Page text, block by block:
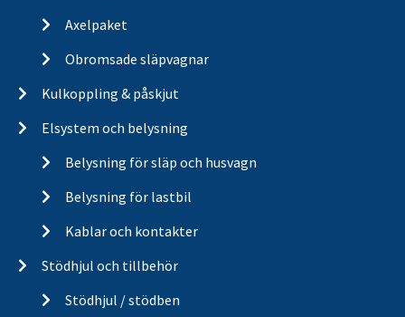
Axelpaket
Obromsade släpvagnar
Kulkoppling & påskjut
Elsystem och belysning
Belysning för släp och husvagn
Belysning för lastbil
Kablar och kontakter
Stödhjul och tillbehör
Stödhjul / stödben